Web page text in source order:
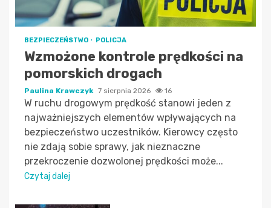
BEZPIECZEŃSTWO POLICJA
Wzmożone kontrole prędkości na
pomorskich drogach
Paulina Krawczyk 7 sierpnia 2026 16
W ruchu drogowym prędkość stanowi jeden z
najważniejszych elementów wpływających na
bezpieczeństwo uczestników. Kierowcy często
nie zdają sobie sprawy, jak nieznaczne
przekroczenie dozwolonej prędkości może...
Czytaj dalej